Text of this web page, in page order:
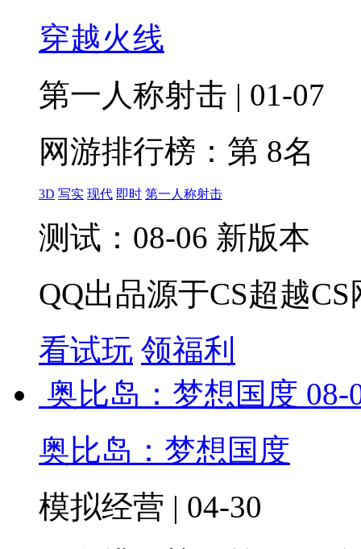
穿越火线
第一人称射击 | 01-07
网游排行榜： 第 8名
3D 写实 现代 即时 第一人称射击
测试：08-06 新版本
QQ出品源于CS超越CS
看试玩 领福利
奥比岛：梦想国度 08-
奥比岛：梦想国度
模拟经营 | 04-30